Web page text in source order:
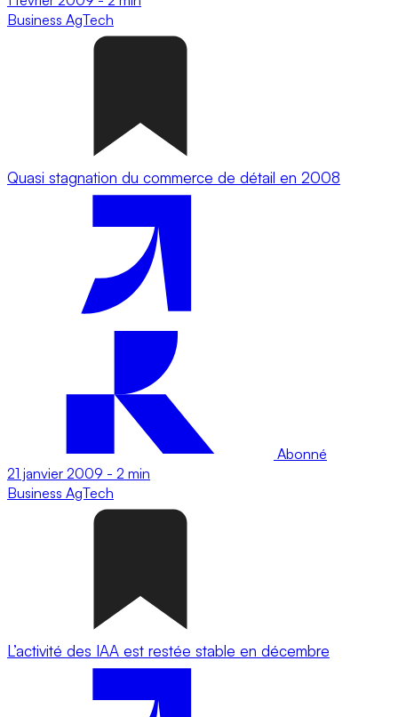
Business AgTech
Quasi stagnation du commerce de détail en 2008
Abonné
21 janvier 2009 - 2 min
Business AgTech
L’activité des IAA est restée stable en décembre